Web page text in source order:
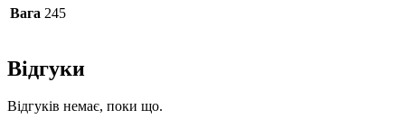
Вага 245
Відгуки
Відгуків немає, поки що.